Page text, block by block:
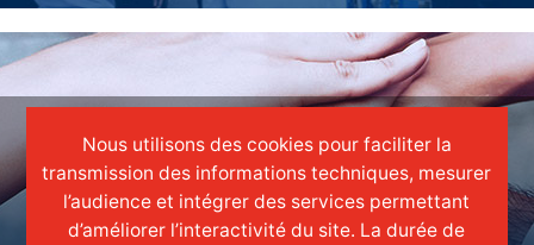
ENGAGER
une réellecultured'entreprise
Nous utilisons des cookies pour faciliter la
transmission des informations techniques, mesurer
l’audience et intégrer des services permettant
d’améliorer l’interactivité du site. La durée de